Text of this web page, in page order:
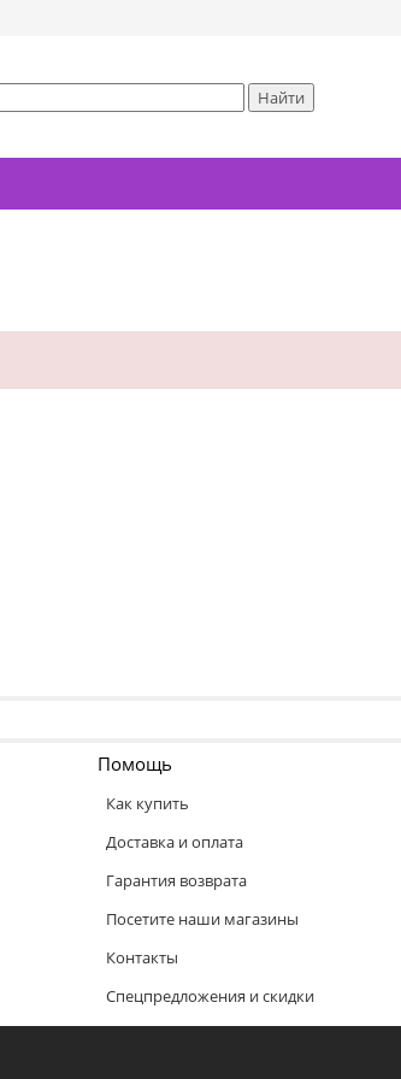
Помощь
Как купить
Доставка и оплата
Гарантия возврата
Посетите наши магазины
Контакты
Спецпредложения и скидки